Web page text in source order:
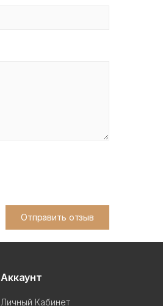
Отправить отзыв
Аккаунт
Личный Кабинет